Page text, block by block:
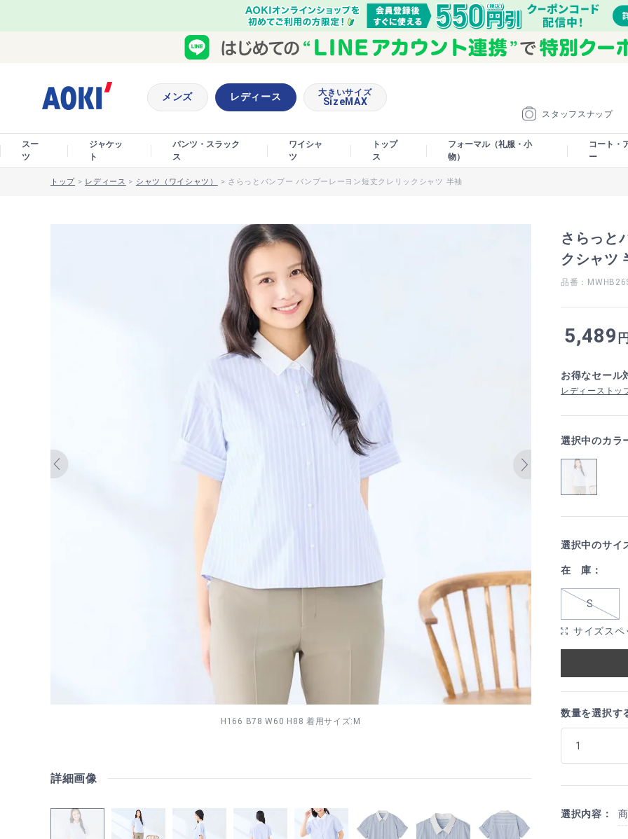
スタッフスナップ
メンズ レディース 大きいサイズ
SizeMAX
スー
ツ
ジャケッ
ト
パンツ・スラック
ス
ワイシャ
ツ
トップ
ス
フォーマル（礼服・小
物）
コート・
ー
トップ > レディース > シャツ（ワイシャツ） > さらっとバンブー バンブーレーヨン短丈クレリックシャツ 半袖
H166 B78 W60 H88 着用サイズ:M
詳細画像
さらっと
クシャツ
品番：
5,489
お得なセール
レディーストッ
選択中のカラ
選択中のサイ
在 庫：
S
サイズスペ
数量を選択す
選択内容：